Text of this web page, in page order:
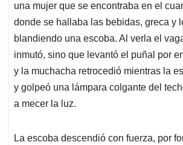
una mujer que se encontraba en el
donde se hallaba las bebidas, greca y
blandiendo una escoba. Al verla el
inmutó, sino que levantó el puñal por
y la muchacha retrocedió mientras la
y golpeó una lámpara colgante del
a mecer la luz.
La escoba descendió con fuerza, por